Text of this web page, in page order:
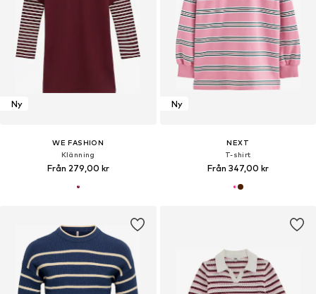
Ny
WE FASHION
Klänning
Från 279,00 kr
Ny
NEXT
T-shirt
Från 347,00 kr